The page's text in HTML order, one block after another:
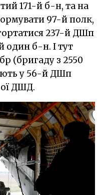
171-й б-н, та на
97-й полк,
237-й ДШп
один б-н. І тут
(бригаду з 2550
у 56-й ДШп
ДШД.